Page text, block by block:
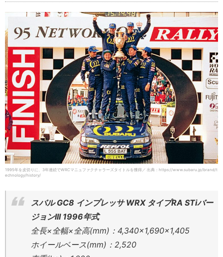
1995年を皮切りに、3年連続でWRCマニュファクチャラーズタイトルを獲得／ 出典：https://www.subaru.jp/brand/t
echnology/history/
スバル GC8 インプレッサ WRX タイプRA STiバー
ジョンIII 1996年式
全長×全幅×全高(mm)：4,340×1,690×1,405
ホイールベース(mm)：2,520